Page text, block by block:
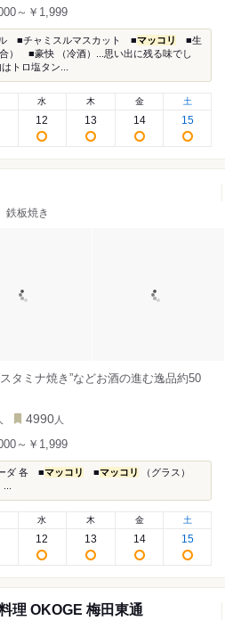
～￥1,999
■チャミスルマスカット ■マッコリ
■生
■豪快 （冷酒）...思い出に残る味でし
トロ塩タン...
水
12
木
13
金
14
土
15
鉄板焼き
タミナ焼き”などお酒の進む逸品約50
4990 人
～￥1,999
ダ 各 ■マッコリ ■マッコリ
（グラス）
水
12
木
13
金
14
土
15
理 OKOGE 梅田東通